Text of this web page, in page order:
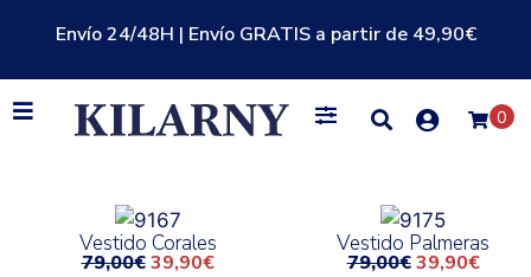
Envío 24/48H | Envío GRATIS a partir de 49,90€
0
Vestido Corales
79,00€ 39,90€
Vestido Palmeras
79,00€ 39,90€